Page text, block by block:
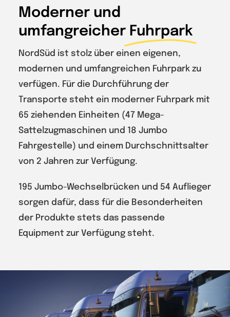
Moderner und
umfangreicher Fuhrpark
NordSüd ist stolz über einen eigenen,
modernen und umfangreichen Fuhrpark zu
verfügen. Für die Durchführung der
Transporte steht ein moderner Fuhrpark mit
65 ziehenden Einheiten (47 Mega-
Sattelzugmaschinen und 18 Jumbo
Fahrgestelle) und einem Durchschnittsalter
von 2 Jahren zur Verfügung.
195 Jumbo-Wechselbrücken und 54 Auflieger
sorgen dafür, dass für die Besonderheiten
der Produkte stets das passende
Equipment zur Verfügung steht.